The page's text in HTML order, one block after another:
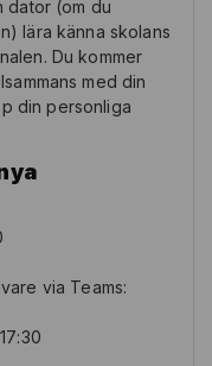
dator (om du
lära känna skolans
Du kommer
med din
din personliga
via Teams: